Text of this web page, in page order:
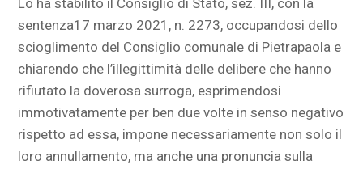
Lo ha stabilito il Consiglio di Stato, sez. III, con la
sentenza17 marzo 2021, n. 2273, occupandosi dello
scioglimento del Consiglio comunale di Pietrapaola e
chiarendo che l’illegittimità delle delibere che hanno
rifiutato la doverosa surroga, esprimendosi
immotivatamente per ben due volte in senso negativo
rispetto ad essa, impone necessariamente non solo il
loro annullamento, ma anche una pronuncia sulla